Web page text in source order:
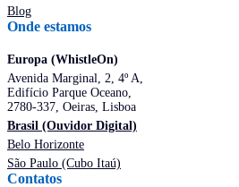
Blog
Onde estamos
Europa (WhistleOn)
Avenida Marginal, 2, 4º A,
Edifício Parque Oceano,
2780-337, Oeiras, Lisboa
Brasil (Ouvidor Digital)
Belo Horizonte
São Paulo (Cubo Itaú)
Contatos